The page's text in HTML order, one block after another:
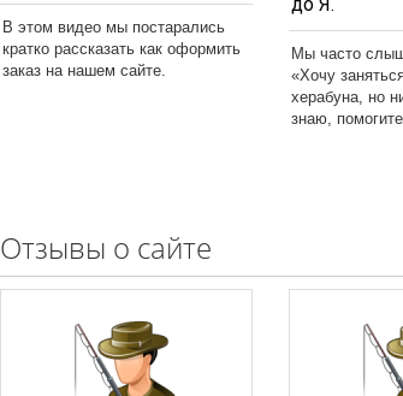
В этом видео мы постарались
кратко рассказать как оформить
заказ на нашем сайте.
Мы часто
«Хочу
херабуна, но
знаю,
Отзывы о сайте